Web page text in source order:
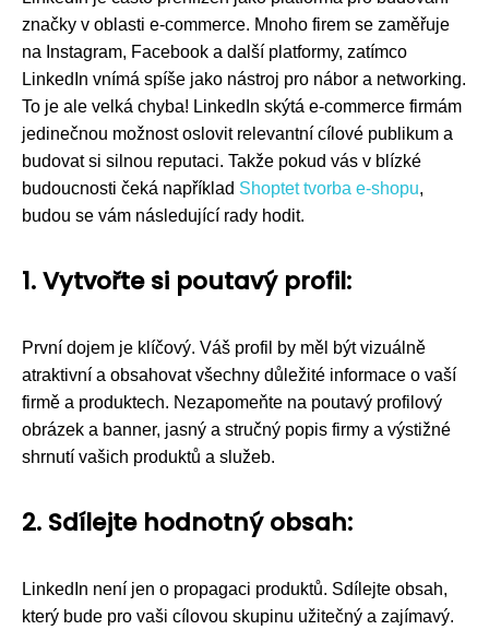
značky v oblasti e-commerce. Mnoho firem se zaměřuje
na Instagram, Facebook a další platformy, zatímco
LinkedIn vnímá spíše jako nástroj pro nábor a networking.
To je ale velká chyba! LinkedIn skýtá e-commerce firmám
jedinečnou možnost oslovit relevantní cílové publikum a
budovat si silnou reputaci. Takže pokud vás v blízké
budoucnosti čeká například Shoptet tvorba e-shopu,
budou se vám následující rady hodit.
1. Vytvořte si poutavý profil:
První dojem je klíčový. Váš profil by měl být vizuálně
atraktivní a obsahovat všechny důležité informace o vaší
firmě a produktech. Nezapomeňte na poutavý profilový
obrázek a banner, jasný a stručný popis firmy a výstižné
shrnutí vašich produktů a služeb.
2. Sdílejte hodnotný obsah:
LinkedIn není jen o propagaci produktů. Sdílejte obsah,
který bude pro vaši cílovou skupinu užitečný a zajímavý.